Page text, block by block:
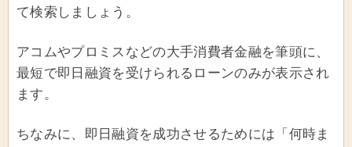
て検索しましょう。
アコムやプロミスなどの大手消費者金融を筆頭に、
最短で即日融資を受けられるローンのみが表示され
ます。
ちなみに、即日融資を成功させるためには「何時ま